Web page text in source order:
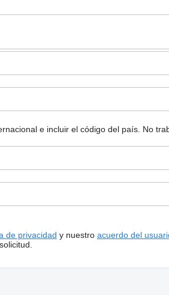
e incluir el código del país. No
de privacidad y nuestro acuerdo del